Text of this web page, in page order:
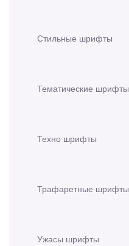
Стильные шрифты
Тематические шрифты
Техно шрифты
Трафаретные шрифты
Ужасы шрифты